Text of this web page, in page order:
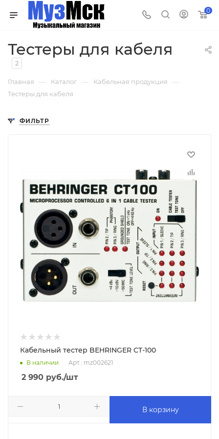
0
Тестеры для кабеля
2
Главная — Каталог — Кабельная продукция —
Тестеры для кабеля
ФИЛЬТР
Кабельный тестер BEHRINGER CT-100
В наличии Арт.: mz002621
2 990 руб./шт
В корзину